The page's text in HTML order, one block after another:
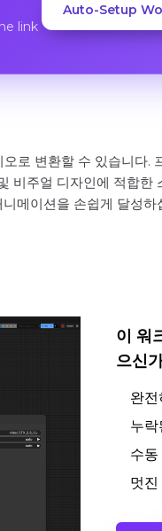
link
Auto-Setup
로 변환할 수 있습니다.
비주얼 디자인에 적합한
메이션을 손쉽게 달성하
이 워
으신
완
누락
수동
멋진